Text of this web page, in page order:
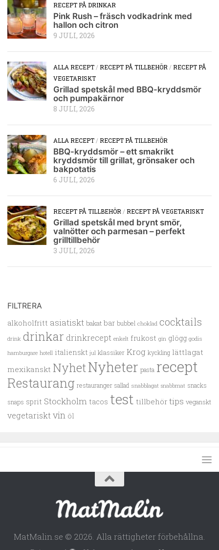
RECEPT PÅ DRINKAR
Pink Rush – fräsch vodkadrink med
hallon och citron
9 JULI, 2026
ALLA RECEPT /RECEPT PÅ TILLBEHÖR /RECEPT PÅ
VEGETARISKT
Grillad spetskål med BBQ-kryddsmör
och pumpakärnor
8 JULI, 2026
ALLA RECEPT /RECEPT PÅ TILLBEHÖR
BBQ-kryddsmör – ett smakrikt
kryddsmör till grillat, grönsaker och
bakpotatis
6 JULI, 2026
RECEPT PÅ TILLBEHÖR /RECEPT PÅ VEGETARISKT
Grillad spetskål med brynt smör,
valnötter och parmesan – perfekt
grilltillbehör
3 JULI, 2026
FILTRERA
alkoholfritt asiatiskt bakat bar bubbel choklad cocktails
drink drinkar drinkrecept enkelt frukost gin glögg godis
hamburgare hotell italienskt jul klassiker Krog kyckling lättlagat
mexikanskt NyhetNyheter pasta recept
Restaurang restauranger sallad snabblagat snabbmat snacks
snaps sprit Stockholm tacos test tillbehör tips veganskt
vegetariskt vin öl
MatMalin.se © 2026. Alla rättigheter förbehållna.